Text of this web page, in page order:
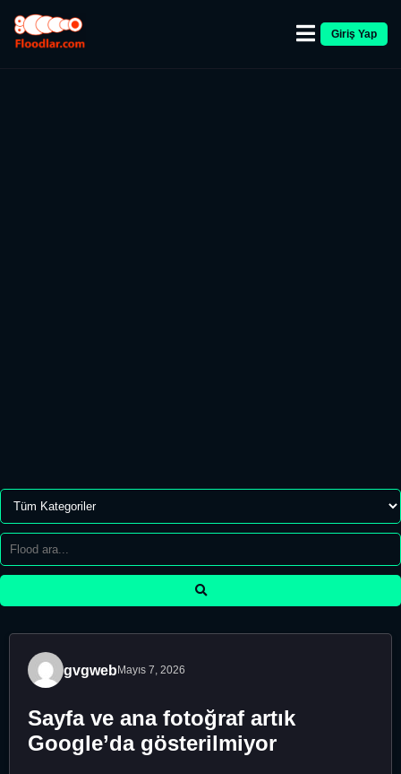
Giriş Yap
gvgweb Mayıs 7, 2026
Sayfa ve ana fotoğraf artık
Google’da gösterilmiyor